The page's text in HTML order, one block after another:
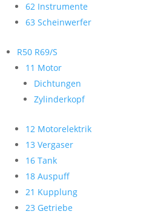
62 Instrumente
63 Scheinwerfer
R50 R69/S
11 Motor
Dichtungen
Zylinderkopf
12 Motorelektrik
13 Vergaser
16 Tank
18 Auspuff
21 Kupplung
23 Getriebe